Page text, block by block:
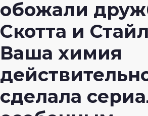
обожали
Скотта и
Ваша химия
сделала